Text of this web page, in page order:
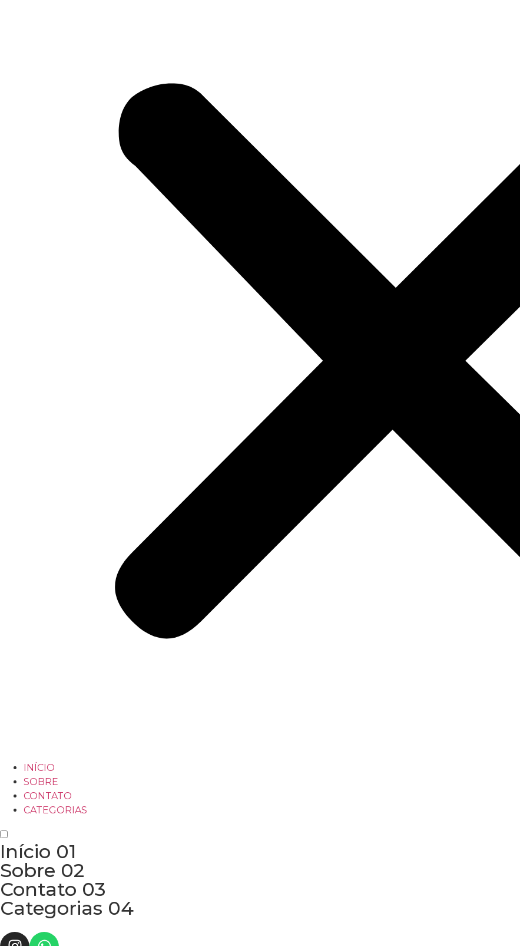
INÍCIO
SOBRE
CONTATO
CATEGORIAS
Início 01
Sobre 02
Contato 03
Categorias 04